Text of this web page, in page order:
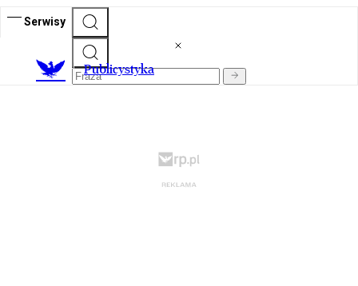
Serwisy
Publicystyka